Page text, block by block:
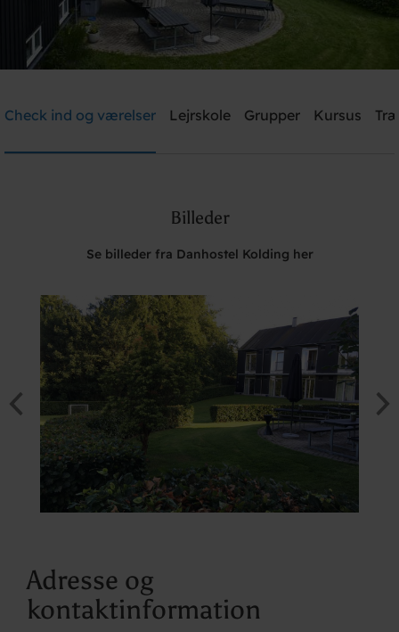
Brug for hjælp? Ring+45 7550 9140
Check ind og værelser Lejrskole Grupper Kursus
Billeder
Se billeder fra Danhostel Kolding her
Adresse og
kontaktinformation